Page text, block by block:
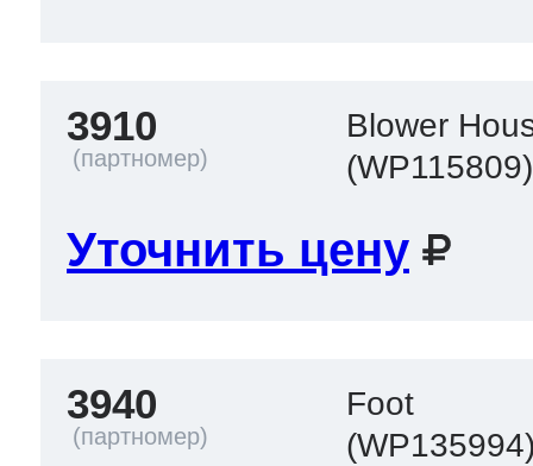
3910
Blower
(WP115809)
Уточнить цену
3940
Foot